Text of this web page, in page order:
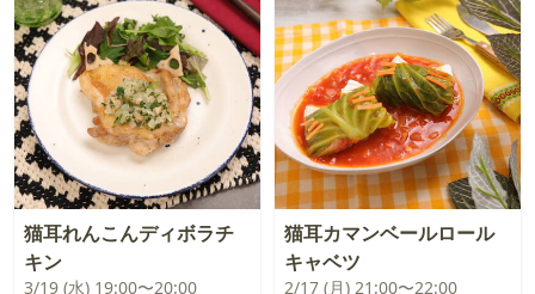
猫耳れんこんディボラチ
キン
3/19 (水) 19:00〜20:00
猫耳カマンベールロール
キャベツ
2/17 (月) 21:00〜22:00